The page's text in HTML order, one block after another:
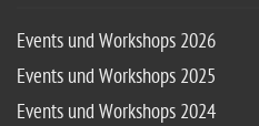
Events und Workshops 2026
Events und Workshops 2025
Events und Workshops 2024